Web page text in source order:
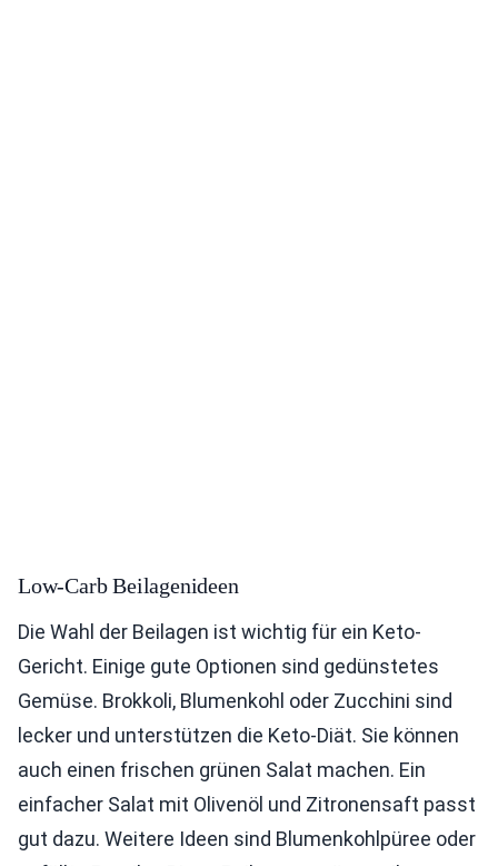
Low-Carb Beilagenideen
Die Wahl der Beilagen ist wichtig für ein Keto-
Gericht. Einige gute Optionen sind gedünstetes
Gemüse. Brokkoli, Blumenkohl oder Zucchini sind
lecker und unterstützen die Keto-Diät. Sie können
auch einen frischen grünen Salat machen. Ein
einfacher Salat mit Olivenöl und Zitronensaft passt
gut dazu. Weitere Ideen sind Blumenkohlpüree oder